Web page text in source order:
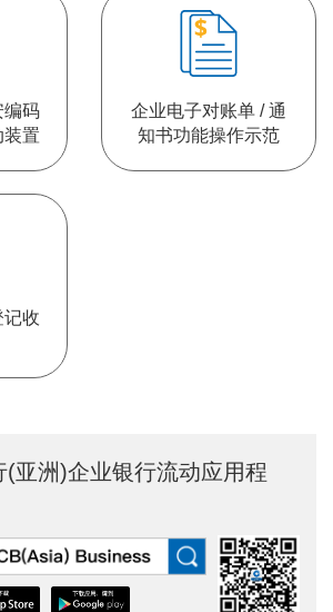
编码
装置
企业电子对账单 / 通
知书功能操作示范
记收
(亚洲)企业银行流动应用程